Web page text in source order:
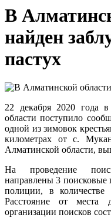
В
найден
пастух
22 декабря 2020 года
области поступило
одной из зимовок
километрах от с.
Алматинской области,
На проведение
направлены 3 поисковые
полиции, в
Расстояние от места
организации поисков